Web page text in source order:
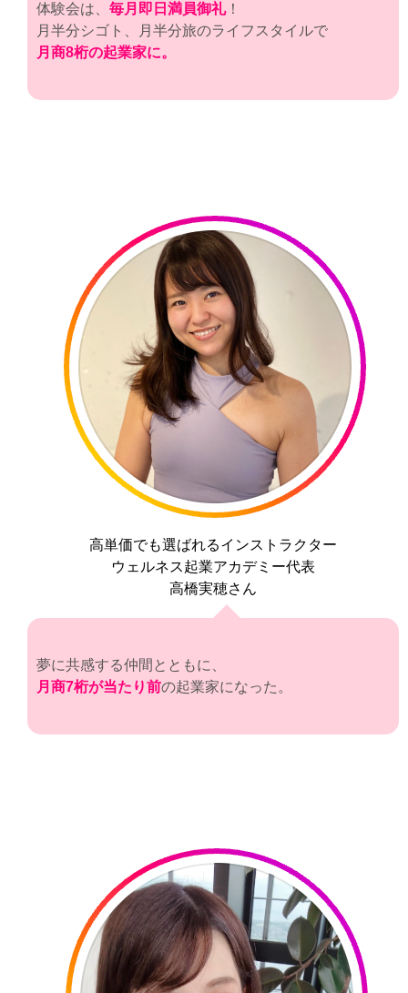
体験会は、 毎月即日満員御礼！
月半分シゴト、月半分旅のライフスタイルで
月商8桁の起業家に。
高単価でも選ばれるインストラクター
ウェルネス起業アカデミー代表
高橋実穂さん
夢に共感する仲間とともに、
月商7桁が当たり前の起業家になった。